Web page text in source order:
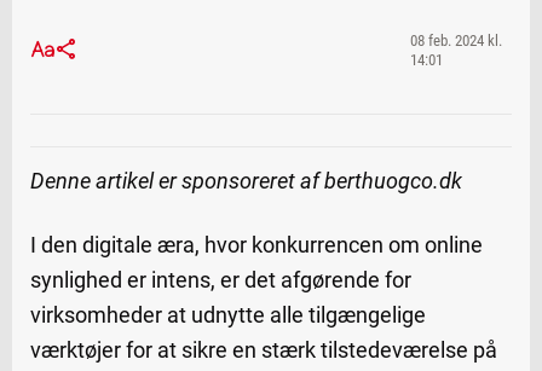
08 feb. 2024 kl.
14:01
Denne artikel er sponsoreret af berthuogco.dk
I den digitale æra, hvor konkurrencen om online
synlighed er intens, er det afgørende for
virksomheder at udnytte alle tilgængelige
værktøjer for at sikre en stærk tilstedeværelse på